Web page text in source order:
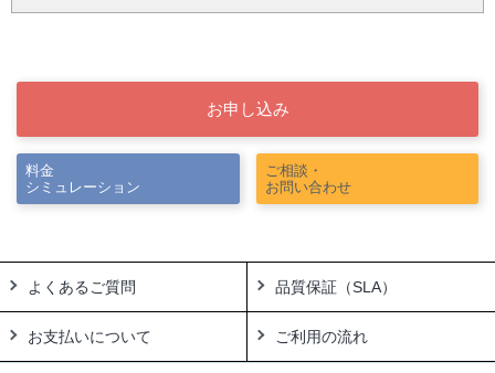
お申し込み
ご相談・
お問い合わせ
料金
シミュレーション
よくあるご質問 品質保証（SLA）
お支払いについて ご利用の流れ